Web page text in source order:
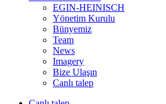
EGIN-HEINISCH
Yönetim Kurulu
Bünyemiz
Team
News
Imagery
Bize Ulaşın
Canlı talep